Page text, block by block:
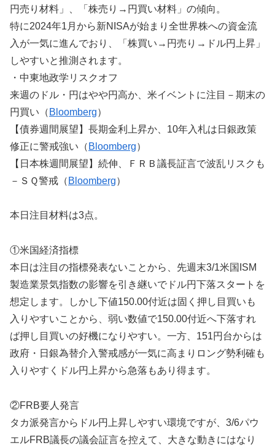
円売り材料」、「株売り→円買い材料」の傾向。
特に2024年1月から新NISAが始まり全世界株への資金流
入が一気に進んでおり、「株買い→円売り→ドル円上昇」
しやすいと推測されます。
・中東地政学リスクオフ
来週のドル・円はやや円高か、米イベントに注目－期末の
円買い（ Bloomberg）
【債券週間展望】長期金利上昇か、10年入札は日銀政策
修正に警戒強い（ Bloomberg）
【日本株週間展望】続伸、ＦＲＢ議長証言で波乱リスクも
－ＳＱ警戒（ Bloomberg）
本日注目材料は3点。
①米国経済指標
本日は注目の指標発表ないことから、先週末3/1米国ISM
製造業景気指数の影響を引き継いでドル円下落スタートを
想定します。しかし下値150.00付近は固く押し目買いも
入りやすいことから、弱い数値で150.00付近へ下落すれ
ば押し目買いの好機になりやすい。一方、151円台からは
政府・日銀為替介入警戒感が一気に高まりロング勢利確も
入りやすくドル円上昇から急落もあり得ます。
②FRB要人発言
タカ派発言からドル円上昇しやすい環境ですが、3/6パウ
エルFRB議長の議会証言を控えて、大きな動きにはなり